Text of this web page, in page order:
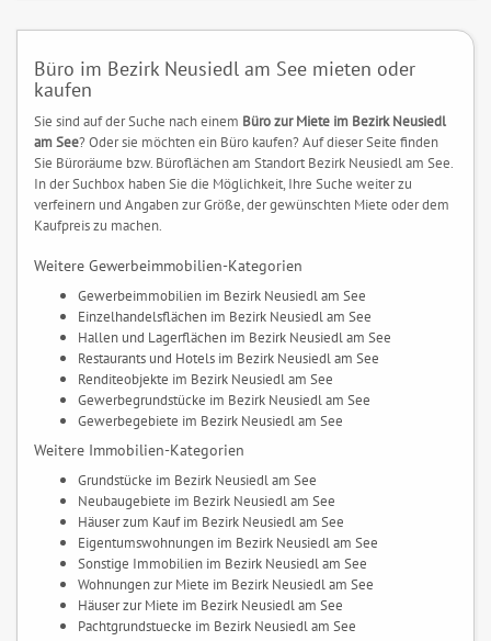
Büro im Bezirk Neusiedl am See mieten oder
kaufen
Sie sind auf der Suche nach einem Büro zur Miete im Bezirk Neusiedl
am See? Oder sie möchten ein Büro kaufen? Auf dieser Seite finden
Sie Büroräume bzw. Büroflächen am Standort Bezirk Neusiedl am See.
In der Suchbox haben Sie die Möglichkeit, Ihre Suche weiter zu
verfeinern und Angaben zur Größe, der gewünschten Miete oder dem
Kaufpreis zu machen.
Weitere Gewerbeimmobilien-Kategorien
Gewerbeimmobilien im Bezirk Neusiedl am See
Einzelhandelsflächen im Bezirk Neusiedl am See
Hallen und Lagerflächen im Bezirk Neusiedl am See
Restaurants und Hotels im Bezirk Neusiedl am See
Renditeobjekte im Bezirk Neusiedl am See
Gewerbegrundstücke im Bezirk Neusiedl am See
Gewerbegebiete im Bezirk Neusiedl am See
Weitere Immobilien-Kategorien
Grundstücke im Bezirk Neusiedl am See
Neubaugebiete im Bezirk Neusiedl am See
Häuser zum Kauf im Bezirk Neusiedl am See
Eigentumswohnungen im Bezirk Neusiedl am See
Sonstige Immobilien im Bezirk Neusiedl am See
Wohnungen zur Miete im Bezirk Neusiedl am See
Häuser zur Miete im Bezirk Neusiedl am See
Pachtgrundstuecke im Bezirk Neusiedl am See